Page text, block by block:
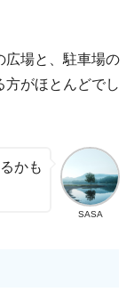
広場と、駐車場の
方がほとんどでし
SASA
かも